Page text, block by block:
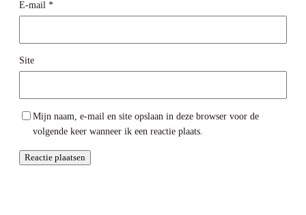
E-mail *
Site
Mijn naam, e-mail en site opslaan in deze browser voor de
volgende keer wanneer ik een reactie plaats.